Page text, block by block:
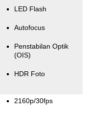
LED Flash
Autofocus
Penstabilan Optik
(OIS)
HDR Foto
2160p/30fps